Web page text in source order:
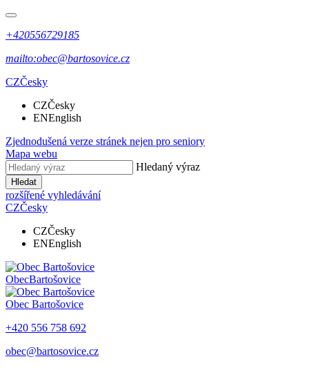
+420556729185
mailto:obec@bartosovice.cz
CZČesky
CZČesky
ENEnglish
Zjednodušená verze stránek nejen pro seniory
Mapa webu
Hledaný výraz
Hledat
rozšířené vyhledávání
CZČesky
CZČesky
ENEnglish
ObecBartošovice
Obec Bartošovice
+420 556 758 692
obec@bartosovice.cz